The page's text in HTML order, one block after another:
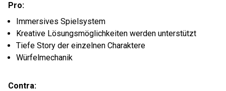
Pro:
Immersives Spielsystem
Kreative Lösungsmöglichkeiten werden unterstützt
Tiefe Story der einzelnen Charaktere
Würfelmechanik
Contra: